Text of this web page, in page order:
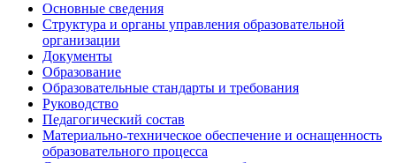
Основные сведения
Структура и органы управления образовательной
организации
Документы
Образование
Образовательные стандарты и требования
Руководство
Педагогический состав
Материально-техническое обеспечение и оснащенность
образовательного процесса